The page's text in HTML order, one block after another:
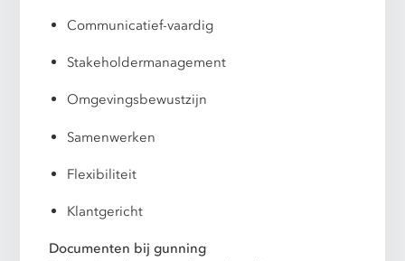
Communicatief-vaardig
Stakeholdermanagement
Omgevingsbewustzijn
Samenwerken
Flexibiliteit
Klantgericht
Documenten bij gunning